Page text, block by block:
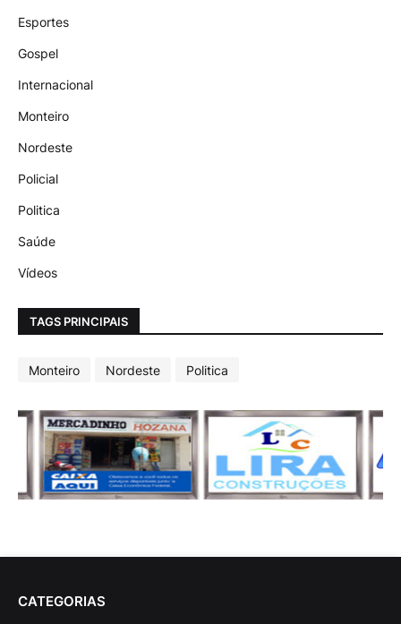
Esportes
Gospel
Internacional
Monteiro
Nordeste
Policial
Politica
Saúde
Vídeos
TAGS PRINCIPAIS
Monteiro Nordeste Politica
CATEGORIAS